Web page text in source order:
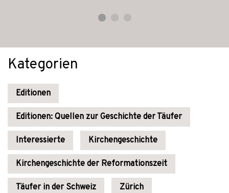
Kategorien
Editionen
Editionen: Quellen zur Geschichte der Täufer
Interessierte Kirchengeschichte
Kirchengeschichte der Reformationszeit
Täufer in der Schweiz Zürich